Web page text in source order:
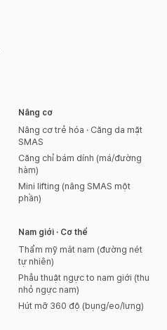
Nâng cơ
Nâng cơ trẻ hóa · Căng da mặt
SMAS
Căng chỉ bám dính (má/đường
hàm)
Mini lifting (nâng SMAS một
phần)
Nam giới · Cơ thể
Thẩm mỹ mắt nam (đường nét
tự nhiên)
Phẫu thuật ngực to nam giới (thu
nhỏ ngực nam)
Hút mỡ 360 độ (bụng/eo/lưng)